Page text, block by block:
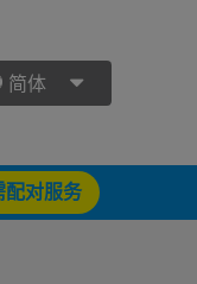
简体
配对服务